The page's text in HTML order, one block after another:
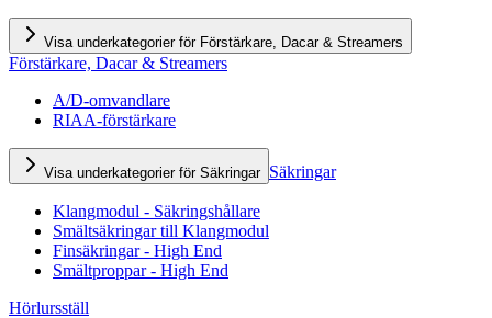
Visa underkategorier för Förstärkare, Dacar & Streamers
Förstärkare, Dacar & Streamers
A/D-omvandlare
RIAA-förstärkare
Visa underkategorier för Säkringar Säkringar
Klangmodul - Säkringshållare
Smältsäkringar till Klangmodul
Finsäkringar - High End
Smältproppar - High End
Hörlursställ